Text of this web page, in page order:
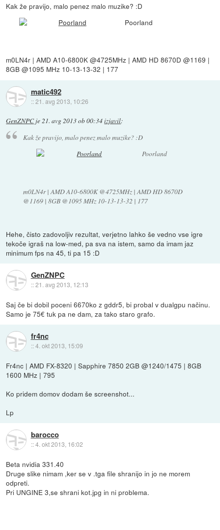
Kak že pravijo, malo penez malo muzike? :D
Poorland
m0LN4r | AMD A10-6800K @4725MHz | AMD HD 8670D @1169 |
8GB @1095 MHz 10-13-13-32 | 177
matic492
::21. avg 2013, 10:26
GenZNPCje21. avg 2013 ob 00:34izjavil:
Kak že pravijo, malo penez malo muzike? :D
Poorland
m0LN4r | AMD A10-6800K @4725MHz | AMD HD 8670D
@1169 | 8GB @1095 MHz 10-13-13-32 | 177
Hehe, čisto zadovoljiv rezultat, verjetno lahko še vedno vse igre
tekoče igraš na low-med, pa sva na istem, samo da imam jaz
minimum fps na 45, ti pa 15 :D
GenZNPC
::21. avg 2013, 12:13
Saj če bi dobil poceni 6670ko z gddr5, bi probal v dualgpu načinu.
Samo je 75€ tuk pa ne dam, za tako staro grafo.
fr4nc
::4. okt 2013, 15:09
Fr4nc | AMD FX-8320 | Sapphire 7850 2GB @1240/1475 | 8GB
1600 MHz | 795
Ko pridem domov dodam še screenshot...
Lp
barocco
::4. okt 2013, 16:02
Beta nvidia 331.40
Druge slike nimam ,ker se v .tga file shranijo in jo ne morem
odpreti.
Pri UNGINE 3,se shrani kot.jpg in ni problema.